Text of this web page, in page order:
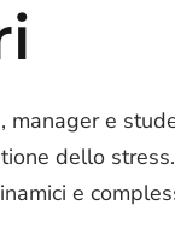
manager e
dello
e